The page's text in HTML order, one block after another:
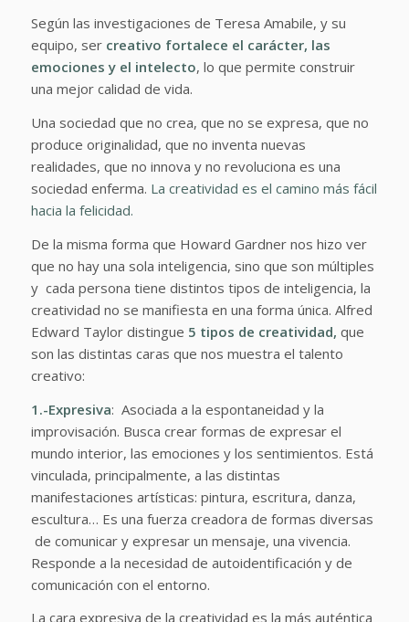
Según las investigaciones de Teresa Amabile, y su
equipo, ser creativo fortalece el carácter, las
emociones y el intelecto, lo que permite construir
una mejor calidad de vida.
Una sociedad que no crea, que no se expresa, que no
produce originalidad, que no inventa nuevas
realidades, que no innova y no revoluciona es una
sociedad enferma. La creatividad es el camino más fácil
hacia la felicidad.
De la misma forma que Howard Gardner nos hizo ver
que no hay una sola inteligencia, sino que son múltiples
y cada persona tiene distintos tipos de inteligencia, la
creatividad no se manifiesta en una forma única. Alfred
Edward Taylor distingue 5 tipos de creatividad, que
son las distintas caras que nos muestra el talento
creativo:
1.-Expresiva: Asociada a la espontaneidad y la
improvisación. Busca crear formas de expresar el
mundo interior, las emociones y los sentimientos. Está
vinculada, principalmente, a las distintas
manifestaciones artísticas: pintura, escritura, danza,
escultura… Es una fuerza creadora de formas diversas
de comunicar y expresar un mensaje, una vivencia.
Responde a la necesidad de autoidentificación y de
comunicación con el entorno.
La cara expresiva de la creatividad es la más auténtica